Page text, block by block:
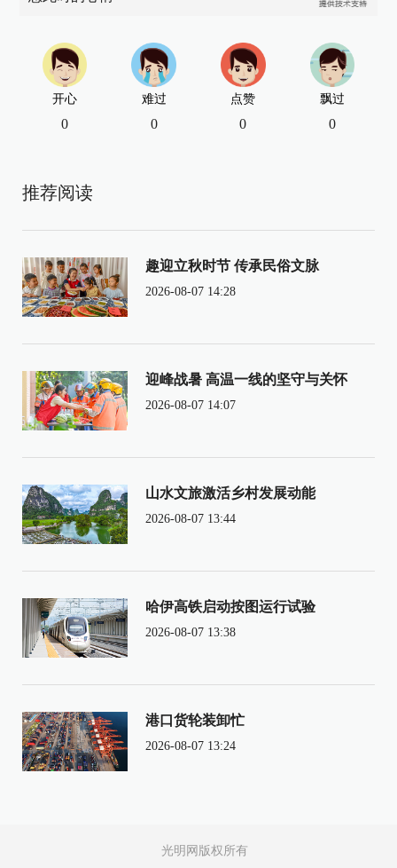
开心
0
难过
0
点赞
0
飘过
0
推荐阅读
趣迎立秋时节 传承民俗文脉
2026-08-07 14:28
迎峰战暑 高温一线的坚守与关怀
2026-08-07 14:07
山水文旅激活乡村发展动能
2026-08-07 13:44
哈伊高铁启动按图运行试验
2026-08-07 13:38
港口货轮装卸忙
2026-08-07 13:24
光明网版权所有